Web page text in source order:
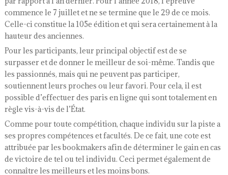
commence le 7 juillet et ne se termine que le 29 de ce mois.
Celle-ci constitue la 105e édition et qui sera certainement à la
hauteur des anciennes.
Pour les participants, leur principal objectif est de se
surpasser et de donner le meilleur de soi-même. Tandis que
les passionnés, mais qui ne peuvent pas participer,
soutiennent leurs proches ou leur favori. Pour cela, il est
possible d’effectuer des paris en ligne qui sont totalement en
règle vis-à-vis de l’État.
Comme pour toute compétition, chaque individu sur la piste a
ses propres compétences et facultés. De ce fait, une cote est
attribuée par les bookmakers afin de déterminer le gain en cas
de victoire de tel ou tel individu. Ceci permet également de
connaître les meilleurs et les moins bons.